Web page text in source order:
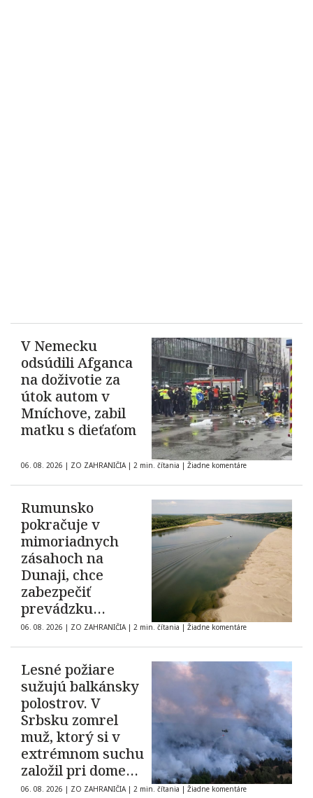
V Nemecku
odsúdili Afganca
na doživotie za
útok autom v
Mníchove, zabil
matku s dieťaťom
06. 08. 2026 | ZO ZAHRANIČIA | 2 min. čítania | Žiadne komentáre
Rumunsko
pokračuje v
mimoriadnych
zásahoch na
Dunaji, chce
zabezpečiť
prevádzku
elektrárne
Cernavodă
06. 08. 2026 | ZO ZAHRANIČIA | 2 min. čítania | Žiadne komentáre
Lesné požiare
sužujú balkánsky
polostrov. V
Srbsku zomrel
muž, ktorý si v
extrémnom suchu
založil pri dome
oheň
06. 08. 2026 | ZO ZAHRANIČIA | 2 min. čítania | Žiadne komentáre